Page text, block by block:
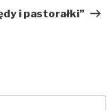
i pastorałki”